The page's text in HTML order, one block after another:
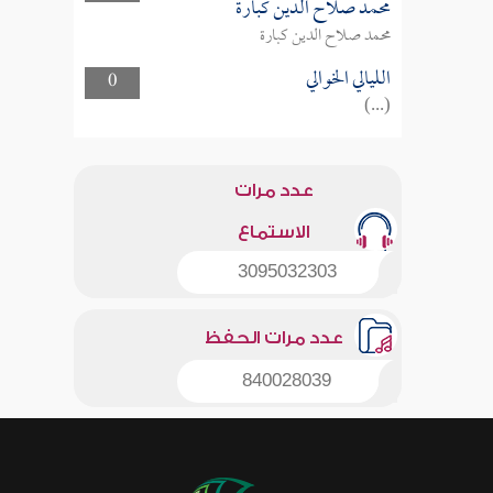
محمد صلاح الدين كبارة
محمد صلاح الدين كبارة
0
الليالي الخوالي
(...)
عدد مرات
الاستماع
3095032303
عدد مرات الحفظ
840028039